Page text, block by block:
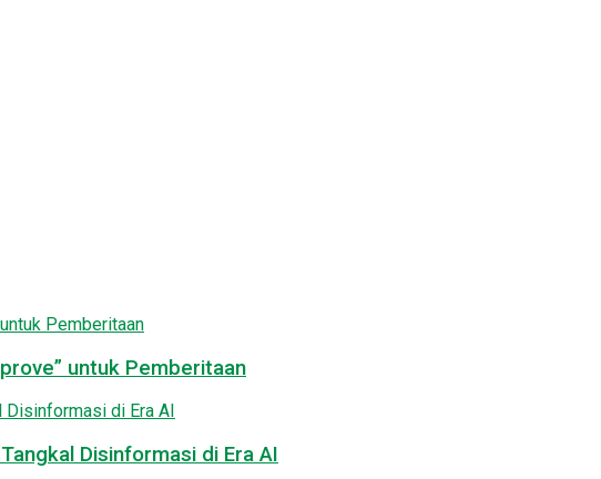
untuk Pemberitaan
Disinformasi di Era AI